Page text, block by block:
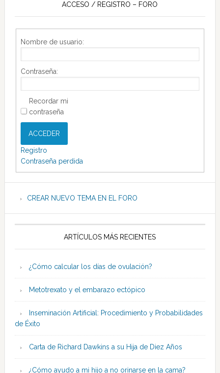
ACCESO / REGISTRO – FORO
Nombre de usuario:
Contraseña:
Recordar mi
contraseña
ACCEDER
Registro
Contraseña perdida
CREAR NUEVO TEMA EN EL FORO
ARTÍCULOS MÁS RECIENTES
¿Cómo calcular los días de ovulación?
Metotrexato y el embarazo ectópico
Inseminación Artificial: Procedimiento y Probabilidades
de Éxito
Carta de Richard Dawkins a su Hija de Diez Años
¿Cómo ayudo a mi hijo a no orinarse en la cama?